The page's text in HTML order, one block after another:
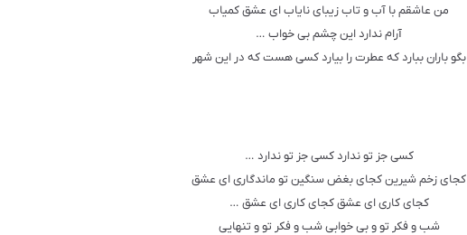
من عاشقم با آب و تاب زیبای نایاب ای عشق کمیاب
آرام ندارد این چشم بی خواب …
بگو باران ببارد که عطرت را بیارد کسی هست که در این شهر
کسی جز تو ندارد کسی جز تو ندارد …
کجای زخم شیرین کجای بغض سنگین تو ماندگاری ای عشق
کجای کاری ای عشق کجای کاری ای عشق …
شب و فکر تو و بی خوابی شب و فکر تو و تنهایی